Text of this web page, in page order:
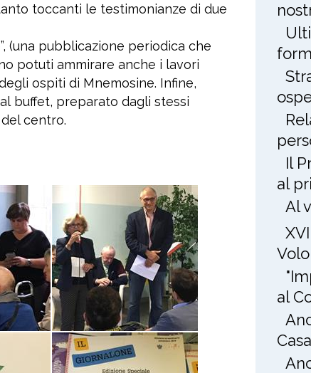
toccanti le testimonianze di due
(una pubblicazione periodica che
potuti ammirare anche i lavori
ospiti di Mnemosine. Infine,
buffet, preparato dagli stessi
centro.
Il
al
Al
al